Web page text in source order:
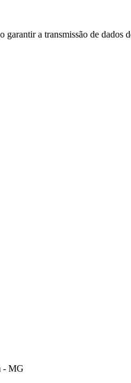
a transmissão de
- MG